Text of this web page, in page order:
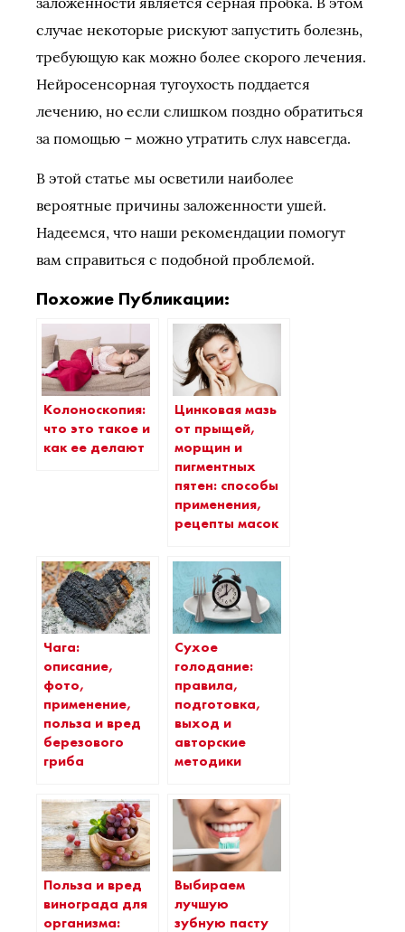
случае некоторые рискуют запустить болезнь,
требующую как можно более скорого лечения.
Нейросенсорная тугоухость поддается
лечению, но если слишком поздно обратиться
за помощью – можно утратить слух навсегда.
В этой статье мы осветили наиболее
вероятные причины заложенности ушей.
Надеемся, что наши рекомендации помогут
вам справиться с подобной проблемой.
Похожие Публикации:
Колоноскопия:
что это такое и
как ее делают
Цинковая мазь
от прыщей,
морщин и
пигментных
пятен: способы
применения,
рецепты масок
Чага:
описание,
фото,
применение,
польза и вред
березового
гриба
Сухое
голодание:
правила,
подготовка,
выход и
авторские
методики
Польза и вред
винограда для
организма:
Выбираем
лучшую
зубную пасту